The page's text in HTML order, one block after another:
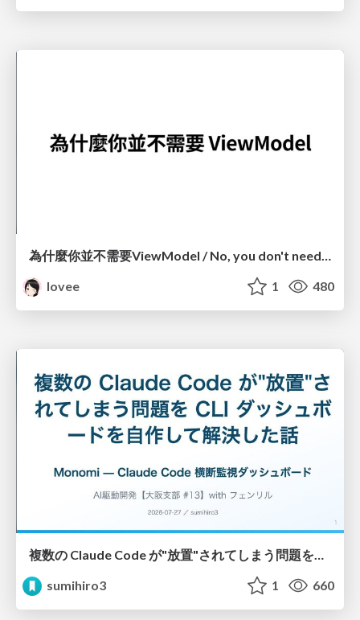
為什麼你並不需要ViewModel / No, you don't need a ViewModel
lovee
1 480
複数の Claude Code が"放置"されてしまう問題をCLI ダッシュボードを自作して解決した話
sumihiro3
1 660